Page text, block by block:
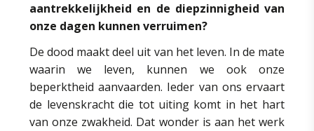
aantrekkelijkheid en de diepzinnigheid van
onze dagen kunnen verruimen?
De dood maakt deel uit van het leven. In de mate
waarin we leven, kunnen we ook onze
beperktheid aanvaarden. Ieder van ons ervaart
de levenskracht die tot uiting komt in het hart
van onze zwakheid. Dat wonder is aan het werk